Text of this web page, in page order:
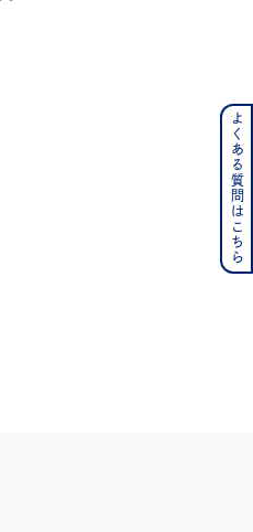
よくある質問はこちら